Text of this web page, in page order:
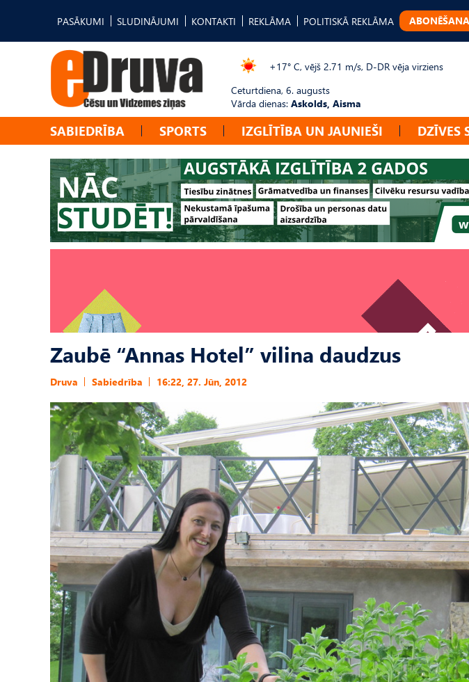
PASĀKUMI SLUDINĀJUMI KONTAKTI REKLĀMA POLITISKĀ REKLĀMA ABONĒŠANA
+17° C, vējš 2.71 m/s, D-DR vēja virziens
Ceturtdiena, 6. augusts
Vārda dienas: Askolds, Aisma
SABIEDRĪBA SPORTS IZGLĪTĪBA UN JAUNIEŠI DZĪVES
Zaubē “Annas Hotel” vilina daudzus
Druva Sabiedrība 16:22, 27. Jūn, 2012